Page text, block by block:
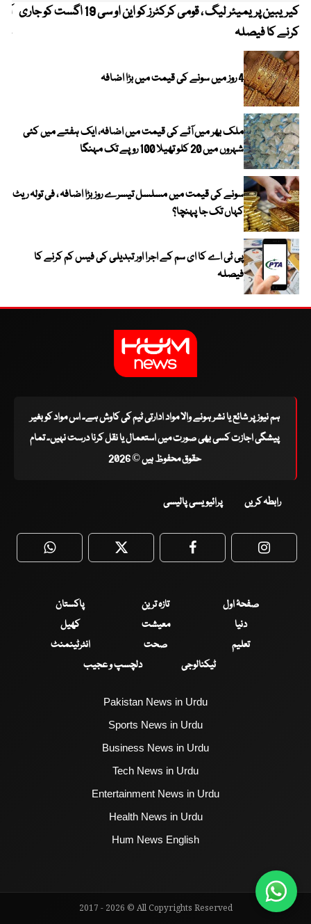
کیریبین پریمیئر لیگ ، قومی کرکٹرز کو این او سی 19 اگست کو جاری
کرنے کا فیصلہ
4 روز میں سونے کی قیمت میں بڑا اضافہ
ملک بھر میں آٹے کی قیمت میں اضافہ، ایک ہفتے میں کئی
شہروں میں 20 کلو تھیلا 100 روپے تک مہنگا
سونے کی قیمت میں مسلسل تیسرے روز بڑا اضافہ ، فی تولہ ریٹ
کہاں تک جا پہنچا؟
پی ٹی اے کا ای سم کے اجرا اور تبدیلی کی فیس کم کرنے کا
فیصلہ
ہم نیوز پر شائع یا نشر ہونے والا مواد ادارتی ٹیم کی کاوش ہے۔ اس مواد کو بغیر
پیشگی اجازت کسی بھی صورت میں استعمال یا نقل کرنا درست نہیں۔ تمام
حقوق محفوظ ہیں © 2026
رابطہ کریں پرائیویسی پالیسی
WhatsApp Twitter Facebook
صفحۂ اول تازہ ترین
پاکستان
دنیا
معیشت
کھیل
تعلیم
صحت
انٹرٹینمنٹ
ٹیکنالوجی
دلچسپ و عجیب
Pakistan News in Urdu
Sports News in Urdu
Business News in Urdu
Tech News in Urdu
Entertainment News in Urdu
Health News in Urdu
Hum News English
2017 - 2026 © All Copyrights Reserved